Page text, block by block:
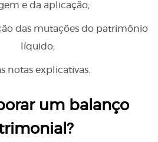
e da aplicação;
das mutações do patrimônio
líquido;
notas explicativas.
um balanço